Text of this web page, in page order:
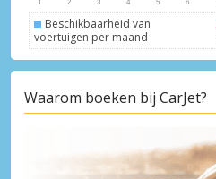
Beschikbaarheid van
voertuigen per maand
Waarom boeken bij CarJet?